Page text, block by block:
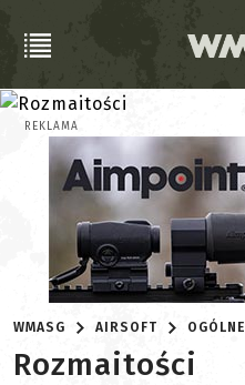
REKLAMA
WMASG AIRSOFT OGÓLNE
Rozmaitości